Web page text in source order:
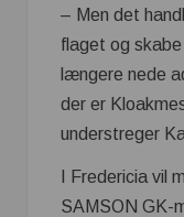
– Men det
flaget og
længere nede
der er
understreger
I Fredericia vil
SAMSON GK-